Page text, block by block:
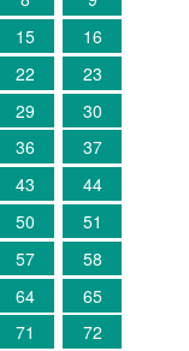
15
16
22
23
29
30
36
37
43
44
50
51
57
58
64
65
71
72